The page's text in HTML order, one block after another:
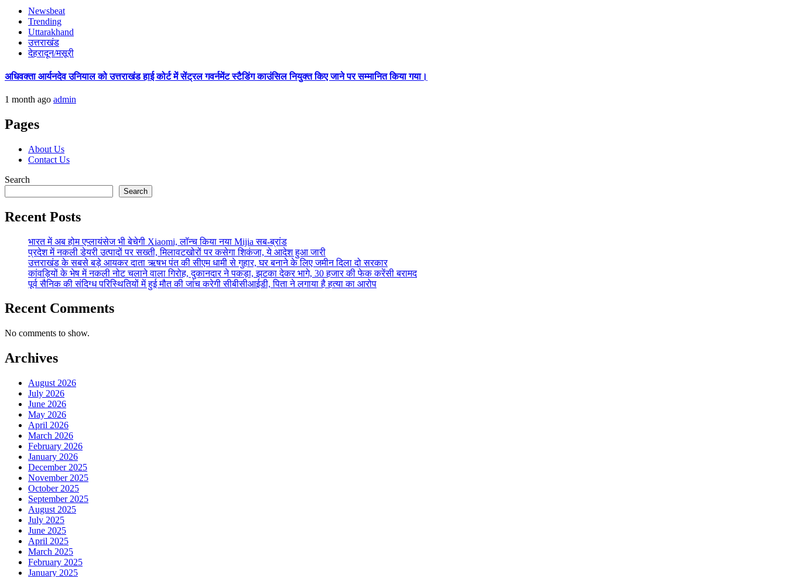
Newsbeat
Trending
Uttarakhand
उत्तराखंड
देहरादून/मसूरी
अधिवक्ता आर्यनदेव उनियाल को उत्तराखंड हाई कोर्ट में सेंट्रल गवर्नमेंट स्टैडिंग काउंसिल नियुक्त किए जाने पर सम्मानित किया गया।
1 month ago admin
Pages
About Us
Contact Us
Search
Search
Recent Posts
भारत में अब होम एप्लायंसेज भी बेचेगी Xiaomi, लॉन्च किया नया Mijia सब-ब्रांड
प्रदेश में नकली डेयरी उत्पादों पर सख्ती, मिलावटखोरों पर कसेगा शिकंजा, ये आदेश हुआ जारी
उत्तराखंड के सबसे बड़े आयकर दाता ऋषभ पंत की सीएम धामी से गुहार, घर बनाने के लिए जमीन दिला दो सरकार
कांवड़ियों के भेष में नकली नोट चलाने वाला गिरोह, दुकानदार ने पकड़ा, झटका देकर भागे, 30 हजार की फेक करेंसी बरामद
पूर्व सैनिक की संदिग्ध परिस्थितियों में हुई मौत की जांच करेगी सीबीसीआईडी, पिता ने लगाया है हत्या का आरोप
Recent Comments
No comments to show.
Archives
August 2026
July 2026
June 2026
May 2026
April 2026
March 2026
February 2026
January 2026
December 2025
November 2025
October 2025
September 2025
August 2025
July 2025
June 2025
April 2025
March 2025
February 2025
January 2025